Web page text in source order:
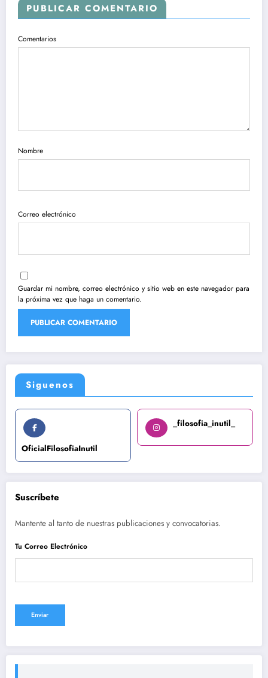
PUBLICAR COMENTARIO
Comentarios
Nombre
Correo electrónico
Guardar mi nombre, correo electrónico y sitio web en este navegador para
la próxima vez que haga un comentario.
Siguenos
OficialFilosofiaInutil
_filosofia_inutil_
Suscríbete
Mantente al tanto de nuestras publicaciones y convocatorias.
Tu Correo Electrónico